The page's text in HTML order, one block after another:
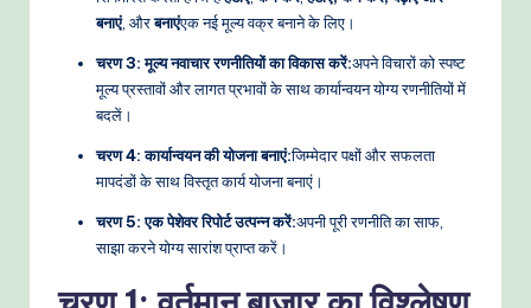
h
बनाएं, औरबनाएंएक नई मूल्य वक्र बनाने के लिए।
चरण 3: मूल्य नवाचार रणनीतियों का विकास करें:अपने विचारों को स्पष्ट
मूल्य प्रस्तावों और लागत प्रभावों के साथ कार्यान्वयन योग्य रणनीतियों में
बदलें।
चरण 4: कार्यान्वयन की योजना बनाएं:जिम्मेदार पक्षों और सफलता
मापदंडों के साथ विस्तृत कार्य योजना बनाएं।
चरण 5: एक पेशेवर रिपोर्ट उत्पन्न करें:अपनी पूरी रणनीति का साफ,
साझा करने योग्य सारांश प्राप्त करें।